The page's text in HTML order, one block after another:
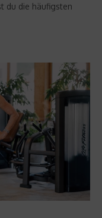
du die häufigsten